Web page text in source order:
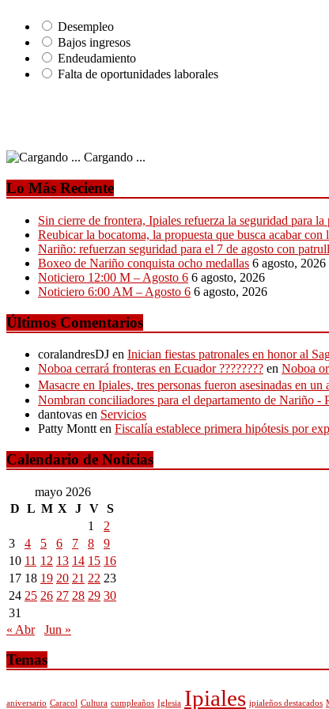
Desempleo
Bajos ingresos
Endeudamiento
Falta de oportunidades laborales
Cargando ...
Lo Más Reciente
Sin cierre de frontera, Ipiales refuerza la seguridad para la
Reubicar la bocatoma, la propuesta que busca acabar con
Nariño: refuerzan seguridad para el 7 de agosto con
Boxeo de Nariño conquista ocho medallas 6 agosto, 2026
Noticiero 12:00 M – Agosto 6 6 agosto, 2026
Noticiero 6:00 AM – Agosto 6 6 agosto, 2026
Últimos Comentarios
coralandresDJ en Inician fiestas patronales en honor al
Noboa cerrará fronteras en Ecuador ???????? en Noboa
Masacre en Ipiales, tres personas fueron asesinadas en
Nombran conciliadores para el departamento de Nariño -
dantovas en Servicios
Patty Montt en Fiscalía establece primera hipótesis por
Calendario de Noticias
mayo 2026
D L M X J V S
1
2
3
4 5 6 7 8
9
10 11 12 13 14 15 16
17 18 19 20 21 22 23
24 25 26 27 28 29 30
31
« Abr
Jun »
Temas
aniversario Caracol Cultura cumpleaños Iglesia Ipiales ipialeños destacados